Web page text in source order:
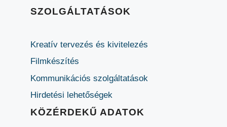
SZOLGÁLTATÁSOK
Kreatív tervezés és kivitelezés
Filmkészítés
Kommunikációs szolgáltatások
Hirdetési lehetőségek
KÖZÉRDEKŰ ADATOK